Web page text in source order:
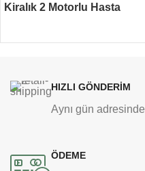
Kiralık 2 Motorlu Hasta
HIZLI GÖNDERİM
Aynı gün adresinde
ÖDEME